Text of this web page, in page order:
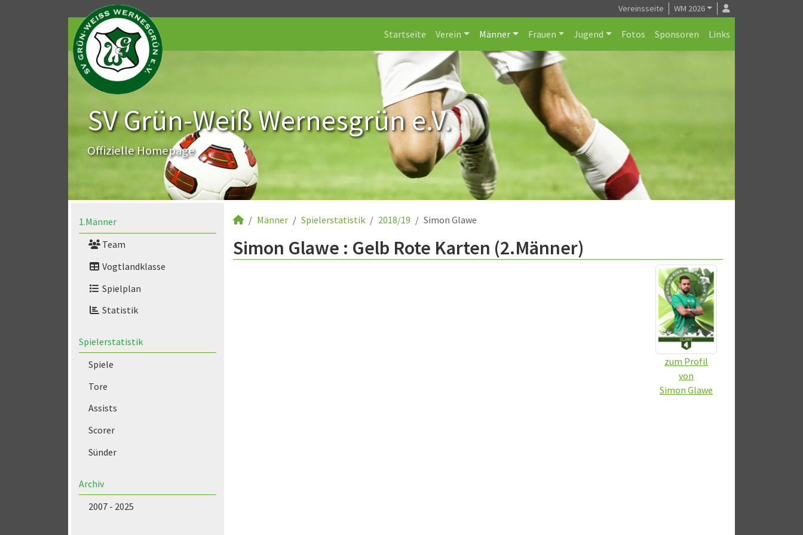
Vereinsseite WM 2026
Startseite Verein Männer Frauen Jugend Fotos Sponsoren Links
SV Grün-Weiß Wernesgrün e.V.
Offizielle Homepage
1.Männer
Team
Vogtlandklasse
Spielplan
Statistik
Spielerstatistik
Spiele
Tore
Assists
Scorer
Sünder
Archiv
2007 - 2025
Männer Spielerstatistik 2018/19 Simon Glawe
Simon Glawe : Gelb Rote Karten (2.Männer)
zum Profil
von
Simon Glawe